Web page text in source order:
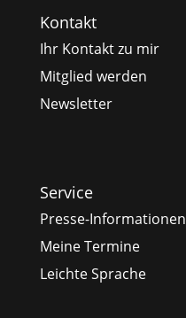
Kontakt
Ihr Kontakt zu mir
Mitglied werden
Newsletter
Service
Presse-Informationen
Meine Termine
Leichte Sprache